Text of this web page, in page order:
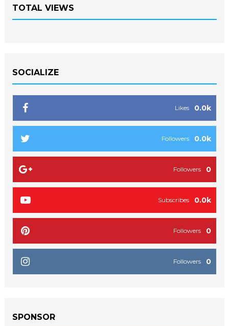
TOTAL VIEWS
SOCIALIZE
0.0k
Likes
0.0k
Followers
0
Followers
0.0k
Subscribes
0
Followers
0
Followers
SPONSOR